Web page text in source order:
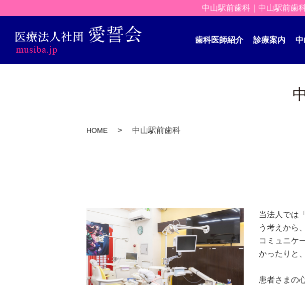
中山駅前歯科｜中山駅前歯
歯科医師紹介 診療案内 中
HOME 中山駅前歯科
当法人では
う考えから
コミュニケ
かったりと
患者さまの